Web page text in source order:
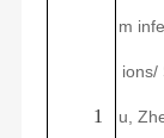
1
m
ions/
u,